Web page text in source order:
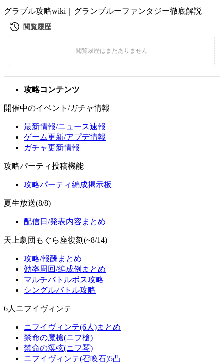
グラブル攻略wiki｜グランブルーファンタジー徹底解説
攻略コンテンツ
開催中のイベント/ガチャ情報
最新情報/ニュース速報
ゲーム更新/アプデ情報
ガチャ更新情報
攻略パーティ投稿機能
攻略パーティ編成掲示板
夏生放送(8/8)
配信日/発表内容まとめ
天上劇団もぐら座復刻(~8/14)
攻略/報酬まとめ
効率周回/編成例まとめ
マルチバトルボス攻略
シングルバトル攻略
6人ニフイヴィンテ
ニフイヴィンテ(6人)まとめ
禁命の魔槍(ニフ槍)
禁命の溟弦(ニフ琴)
ニフイヴィンテ(召喚石)5凸